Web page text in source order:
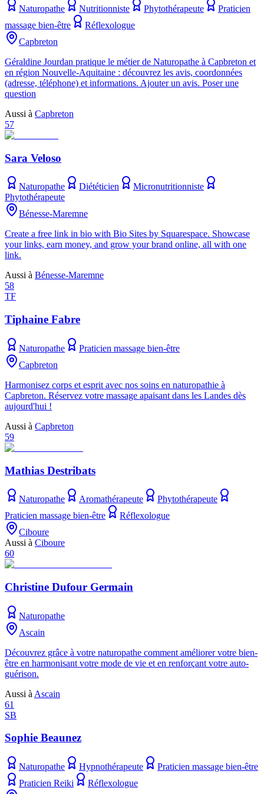
Naturopathe Nutritionniste Phytothérapeute
Praticien
massage bien-être
Réflexologue
Capbreton
Géraldine Jourdan pratique le métier de Naturopathe à Capbreton et
en région Nouvelle-Aquitaine : découvrez les avis, coordonnées
(adresse, téléphone) et informations. Ajouter un avis. Poser une
question
Aussi à Capbreton
57
Sara Veloso
Naturopathe Diététicien
Micronutritionniste
Phytothérapeute
Bénesse-Maremne
Create a free link in bio with Bio Sites by Squarespace. Showcase
your links, earn money, and grow your brand online, all with one
link.
Aussi à Bénesse-Maremne
58
TF
Tiphaine Fabre
Naturopathe
Praticien massage bien-être
Capbreton
Harmonisez corps et esprit avec nos soins en naturopathie à
Capbreton. Réservez votre massage apaisant dans les Landes dès
aujourd'hui !
Aussi à Capbreton
59
Mathias Destribats
Naturopathe Aromathérapeute
Phytothérapeute
Praticien massage bien-être
Réflexologue
Ciboure
Aussi à Ciboure
60
Christine Dufour Germain
Naturopathe
Ascain
Découvrez grâce à votre naturopathe comment améliorer votre bien-
être en harmonisant votre mode de vie et en renforçant votre auto-
guérison.
Aussi à Ascain
61
SB
Sophie Beaunez
Naturopathe Hypnothérapeute
Praticien massage bien-être
Praticien Reiki
Réflexologue